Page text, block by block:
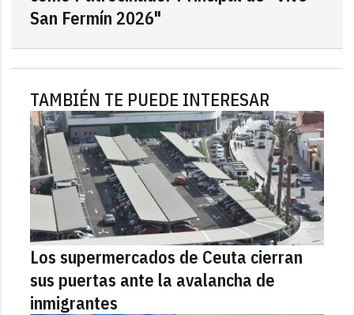
San Fermín 2026"
TAMBIÉN TE PUEDE INTERESAR
Los supermercados de Ceuta cierran
sus puertas ante la avalancha de
inmigrantes